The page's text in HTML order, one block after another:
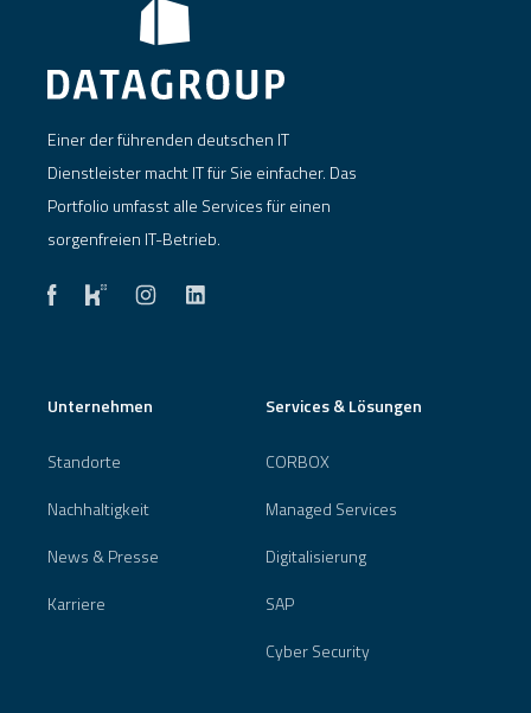
Einer der führenden deutschen IT
Dienstleister macht IT für Sie einfacher. Das
Portfolio umfasst alle Services für einen
sorgenfreien IT-Betrieb.
Unternehmen
Standorte
Nachhaltigkeit
News & Presse
Karriere
Services & Lösungen
CORBOX
Managed Services
Digitalisierung
SAP
Cyber Security